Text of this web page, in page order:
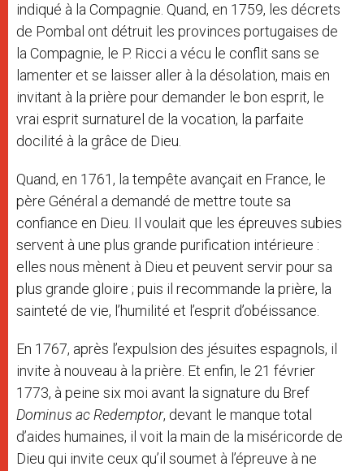
indiqué à la Compagnie. Quand, en 1759, les décrets
de Pombal ont détruit les provinces portugaises de
la Compagnie, le P. Ricci a vécu le conflit sans se
lamenter et se laisser aller à la désolation, mais en
invitant à la prière pour demander le bon esprit, le
vrai esprit surnaturel de la vocation, la parfaite
docilité à la grâce de Dieu.
Quand, en 1761, la tempête avançait en France, le
père Général a demandé de mettre toute sa
confiance en Dieu. Il voulait que les épreuves subies
servent à une plus grande purification intérieure :
elles nous mènent à Dieu et peuvent servir pour sa
plus grande gloire ; puis il recommande la prière, la
sainteté de vie, l’humilité et l’esprit d’obéissance.
En 1767, après l’expulsion des jésuites espagnols, il
invite à nouveau à la prière. Et enfin, le 21 février
1773, à peine six moi avant la signature du Bref
Dominus ac Redemptor, devant le manque total
d’aides humaines, il voit la main de la miséricorde de
Dieu qui invite ceux qu’il soumet à l’épreuve à ne